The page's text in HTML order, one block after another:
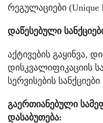
რეგულაციები (Unique
დაწესებული
აქტივების გაყინვა,
დისკვალიფიკაციის
სერვისების სანქციები
გაერთიანებული
დასაბუთება: